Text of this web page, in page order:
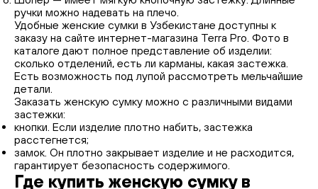
ручки можно надевать на плечо.
Удобные женские сумки в Узбекистане доступны к
заказу на сайте интернет-магазина Terra Pro. Фото в
каталоге дают полное представление об изделии:
сколько отделений, есть ли карманы, какая застежка.
Есть возможность под лупой рассмотреть мельчайшие
детали.
Заказать женскую сумку можно с различными видами
застежки:
кнопки. Если изделие плотно набить, застежка
расстегнется;
замок. Он плотно закрывает изделие и не расходится,
гарантирует безопасность содержимого.
Где купить женскую сумку в